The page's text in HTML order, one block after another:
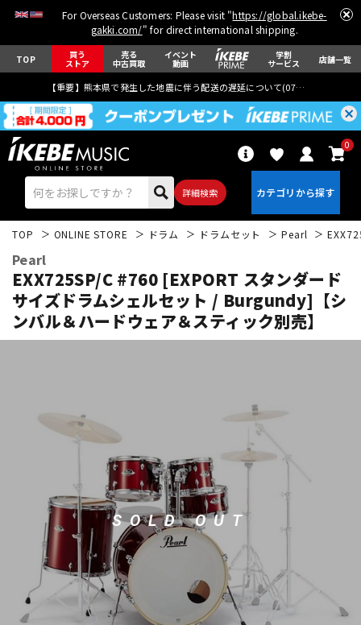
For Overseas Customers: Please visit "https://global.ikebe-
gakki.com/" for direct international shipping.
TOP 買う
ストア
売る
中古買取
イベント
動画
学割
サービス 店舗一覧
【重要】熊本県で発生した地震に伴う配送の遅延について(07月29日
詳細検索
0
エレキギター アコギ/エレアコ
ドラム パーカッション
キーボード
管楽器 その他楽器
アンプ エフェクター
TOP ONLINE STORE ドラム ドラムセット Pearl
Pearl
EXX725SP/C #760 [EXPORT スタンダード
サイズドラムシェルセット / Burgundy]【シ
ンバル＆ハードウェア＆スティック別売】
SOLD OUT